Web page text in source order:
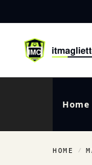
Home
HOME /